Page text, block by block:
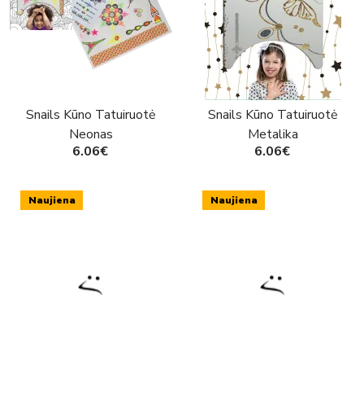
Snails Kūno Tatuiruotė
Neonas
6.06€
Snails Kūno Tatuiruotė
Metalika
6.06€
Naujiena Naujiena